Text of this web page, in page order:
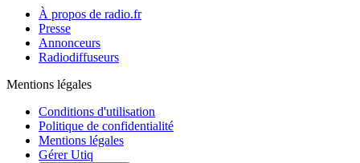
À propos de radio.fr
Presse
Annonceurs
Radiodiffuseurs
Mentions légales
Conditions d'utilisation
Politique de confidentialité
Mentions légales
Gérer Utiq